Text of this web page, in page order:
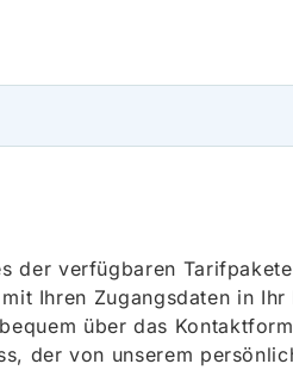
der verfügbaren
Ihren Zugangsdaten in Ihr
über das
der von unserem